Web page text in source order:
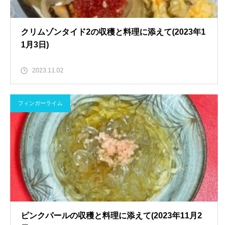
クリムゾンタイド2の収穫と料理に添えて(2023年1
1月3日)
2023.11.02
フィンガーライム
ピンクパールの収穫と料理に添えて(2023年11月2